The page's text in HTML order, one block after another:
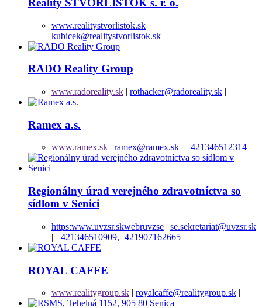
Reality ŠTVORLÍSTOK s. r. o.
www.realitystvorlistok.sk |
kubicek@realitystvorlistok.sk |
RADO Reality Group
www.radoreality.sk | rothacker@radoreality.sk |
Ramex a.s.
www.ramex.sk | ramex@ramex.sk | +421346512314
Regionálny úrad verejného zdravotníctva so
sídlom v Senici
https:www.uvzsr.skwebruvzse | se.sekretariat@uvzsr.sk
| +421346510909,+421907162665
ROYAL CAFFE
www.realitygroup.sk | royalcaffe@realitygroup.sk |